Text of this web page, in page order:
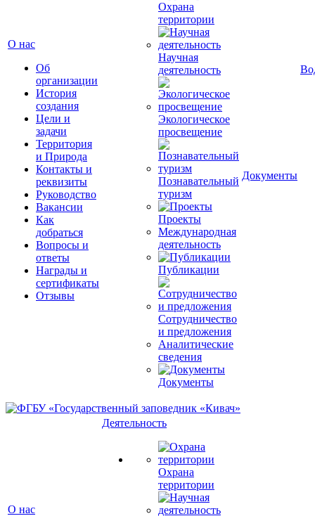
О нас
Об
организации
История
создания
Цели и
задачи
Территория
и Природа
Контакты и
реквизиты
Руководство
Вакансии
Как
добраться
Вопросы и
ответы
Награды и
сертификаты
Отзывы
Охрана
территории
Научная
деятельность
Экологическое
просвещение
Познавательный
туризм
Проекты
Международная
деятельность
Публикации
Сотрудничество
и предложения
Аналитические
сведения
Документы
Документы
О нас
Деятельность
Охрана
территории